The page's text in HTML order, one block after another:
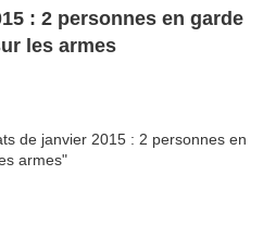
: 2 personnes en garde
les armes